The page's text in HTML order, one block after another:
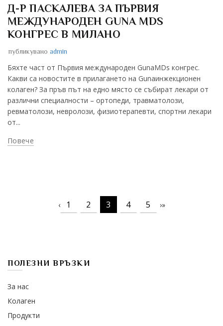
Д-Р ПАСКАЛЕВА ЗА ПЪРВИЯ
МЕЖДУНАРОДЕН GUNA MDS
КОНГРЕС В МИЛАНО
публикувано admin
Бяхте част от Първия международен GunaMDs конгрес.
Какви са новостите в прилаганeто на Gunaинжекционeн
колаген? За пръв път на едно място се събират лекари от
различни специалности – ортопеди, травматолози,
ревматолози, невролози, физиотерапевти, спортни лекари
от...
Повече
‹ 1 2 3 4 5 ›»
ПОЛЕЗНИ ВРЪЗКИ
За нас
Колаген
Продукти